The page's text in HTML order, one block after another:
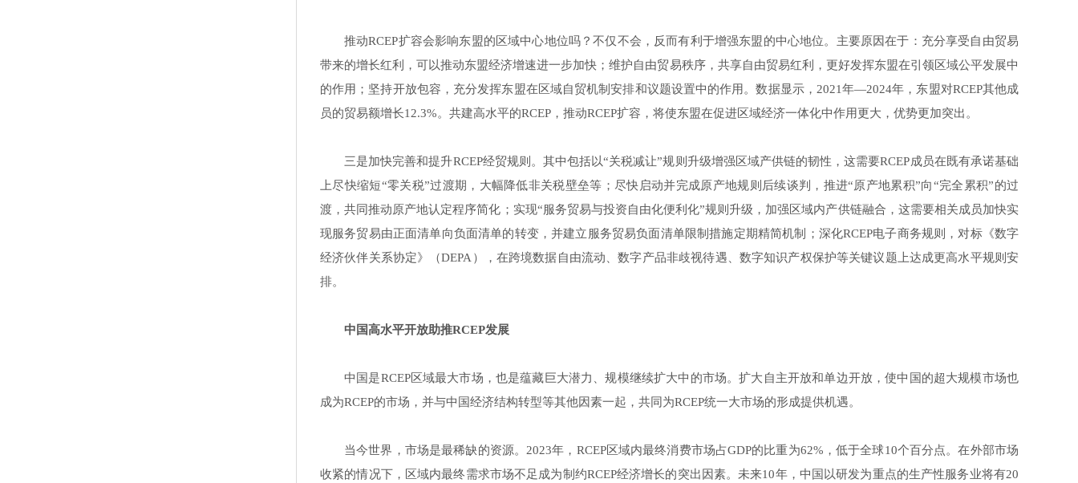
推动RCEP扩容会影响东盟的区域中心地位吗？不仅不会，反而有利于增强东盟的中心地位。主要原因在于：充分享受自由贸易
带来的增长红利，可以推动东盟经济增速进一步加快；维护自由贸易秩序，共享自由贸易红利，更好发挥东盟在引领区域公平发展中
的作用；坚持开放包容，充分发挥东盟在区域自贸机制安排和议题设置中的作用。数据显示，2021年—2024年，东盟对RCEP其他成
员的贸易额增长12.3%。共建高水平的RCEP，推动RCEP扩容，将使东盟在促进区域经济一体化中作用更大，优势更加突出。
三是加快完善和提升RCEP经贸规则。其中包括以“关税减让”规则升级增强区域产供链的韧性，这需要RCEP成员在既有承诺基础
上尽快缩短“零关税”过渡期，大幅降低非关税壁垒等；尽快启动并完成原产地规则后续谈判，推进“原产地累积”向“完全累积”的过
渡，共同推动原产地认定程序简化；实现“服务贸易与投资自由化便利化”规则升级，加强区域内产供链融合，这需要相关成员加快实
现服务贸易由正面清单向负面清单的转变，并建立服务贸易负面清单限制措施定期精简机制；深化RCEP电子商务规则，对标《数字
经济伙伴关系协定》（DEPA），在跨境数据自由流动、数字产品非歧视待遇、数字知识产权保护等关键议题上达成更高水平规则安
排。
中国高水平开放助推RCEP发展
中国是RCEP区域最大市场，也是蕴藏巨大潜力、规模继续扩大中的市场。扩大自主开放和单边开放，使中国的超大规模市场也
成为RCEP的市场，并与中国经济结构转型等其他因素一起，共同为RCEP统一大市场的形成提供机遇。
当今世界，市场是最稀缺的资源。2023年，RCEP区域内最终消费市场占GDP的比重为62%，低于全球10个百分点。在外部市场
收紧的情况下，区域内最终需求市场不足成为制约RCEP经济增长的突出因素。未来10年，中国以研发为重点的生产性服务业将有20